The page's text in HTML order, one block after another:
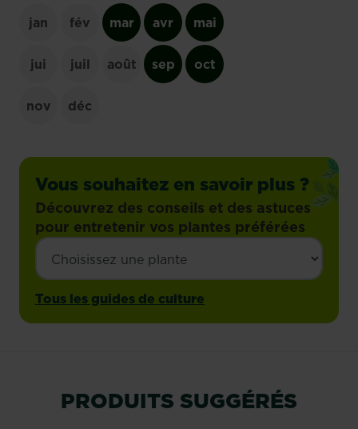
jan fév mar avr mai
jui juil août sep oct
nov déc
Vous souhaitez en savoir plus ?
Découvrez des conseils et des astuces
pour entretenir vos plantes préférées
Tous les guides de culture
PRODUITS SUGGÉRÉS